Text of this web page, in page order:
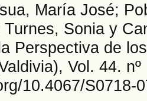
María José;
Sonia y
Perspectiva de
Vol. 44.
10.4067/S0718-